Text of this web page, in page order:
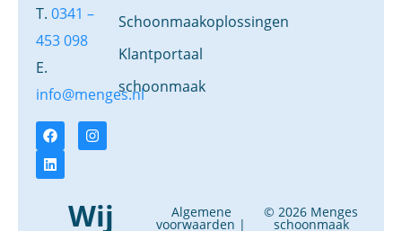
T. 0341 –
453 098
E.
info@menges.nl
Schoonmaakoplossingen
Klantportaal
schoonmaak
Wij
© 2026 Menges
schoonmaak
Algemene
voorwaarden |